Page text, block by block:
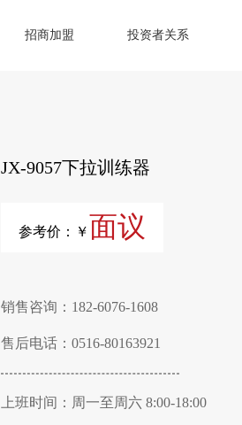
招商加盟 投资者关系
JX-9057下拉训练器
参考价：￥面议
销售咨询：182-6076-1608
售后电话：0516-80163921
上班时间：周一至周六 8:00-18:00